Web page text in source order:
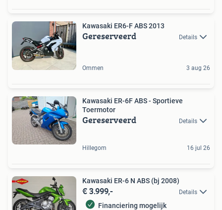
Kawasaki ER6-F ABS 2013
Gereserveerd Details
Ommen 3 aug 26
Kawasaki ER-6F ABS - Sportieve
Toermotor
Gereserveerd Details
Hillegom 16 jul 26
Kawasaki ER-6 N ABS (bj 2008)
€ 3.999,- Details
Financiering mogelijk